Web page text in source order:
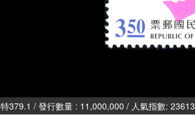
特379.1 / 發行數量 : 11,000,000 / 人氣指數: 23613